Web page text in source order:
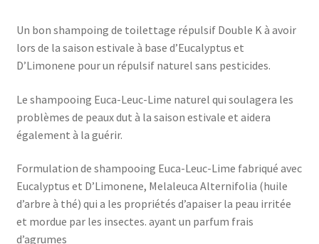
Un bon shampoing de toilettage répulsif Double K à avoir
lors de la saison estivale à base d’Eucalyptus et
D’Limonene pour un répulsif naturel sans pesticides.
Le shampooing Euca-Leuc-Lime naturel qui soulagera les
problèmes de peaux dut à la saison estivale et aidera
également à la guérir.
Formulation de shampooing Euca-Leuc-Lime fabriqué avec
Eucalyptus et D’Limonene, Melaleuca Alternifolia (huile
d’arbre à thé) qui a les propriétés d’apaiser la peau irritée
et mordue par les insectes. ayant un parfum frais
d’agrumes